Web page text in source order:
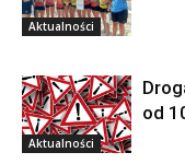
Aktualności
Aktualności
od